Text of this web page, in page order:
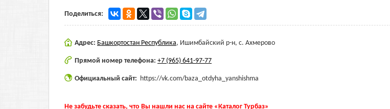
Поделиться:
Адрес: Башкортостан Республика, Ишимбайский р-н, с. Ахмерово
Прямой номер телефона: +7 (965) 641-97-77
Официальный сайт: https://vk.com/baza_otdyha_yanshishma
Не забудьте сказать, что Вы нашли нас на сайте «Каталог Турбаз»